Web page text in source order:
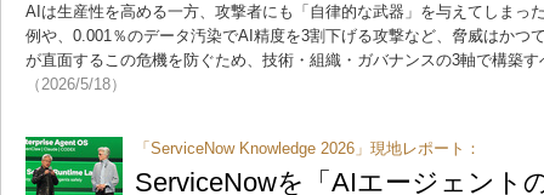
AIは生産性を高める一方、攻撃者にも「自律的な武器」を与えてしまっ
例や、0.001％のデータ汚染でAI精度を3割下げる攻撃など、脅威はかつ
が直面するこの危機を防ぐため、技術・組織・ガバナンスの3軸で構築
（2026/5/18）
「ServiceNow Knowledge 2026」現地レポート：
ServiceNowを「AIエージェン